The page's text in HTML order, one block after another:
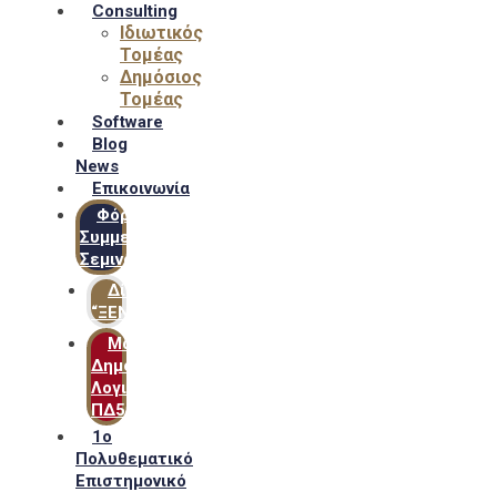
Consulting
Ιδιωτικός
Τομέας
Δημόσιος
Τομέας
Software
Blog
News
Επικοινωνία
Φόρμα
Συμμετοχής
Σεμιναρίων
Δίκτυο
“ΞΕΝΟΦΩΝ”
Μακροχρόνιο
Δημόσιο
Λογιστικό
ΠΔ54
1ο
Πολυθεματικό
Επιστημονικό